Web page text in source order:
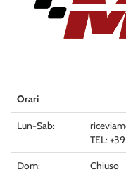
Orari
Lun-Sab:
TEL:
Dom: Chiuso